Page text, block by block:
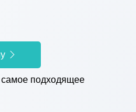
подходящее